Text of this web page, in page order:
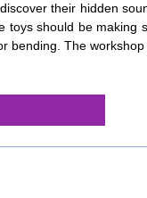
their hidden
should be
bending. The workshop